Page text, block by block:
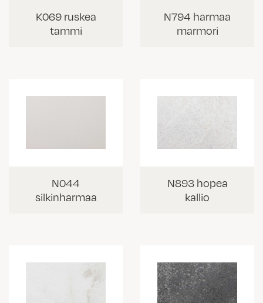
K069 ruskea
tammi
N794 harmaa
marmori
N044
silkinharmaa
N893 hopea
kallio